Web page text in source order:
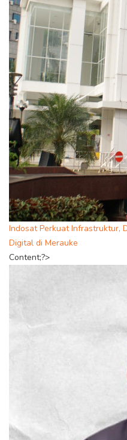
Indosat Perkuat Infrastruktur,
Digital di Merauke
Content;?>